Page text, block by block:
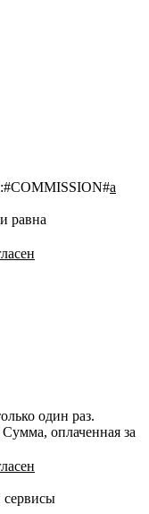
#COMMISSION#a
равна
один раз.
оплаченная за
сервисы